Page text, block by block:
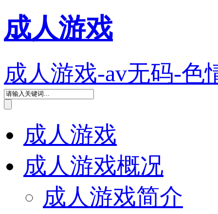
成人游戏
成人游戏-av无码-色
成人游戏
成人游戏概况
成人游戏简介